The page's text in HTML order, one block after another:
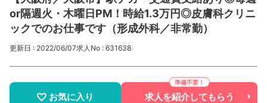
or隔週火・木曜日PM！時給1.3万円◎皮膚科クリニ
ックでのお仕事です（形成外科／非常勤）
更新日 : 2022/06/07求人No : 631638
お気に入り 求人を紹介してもらう